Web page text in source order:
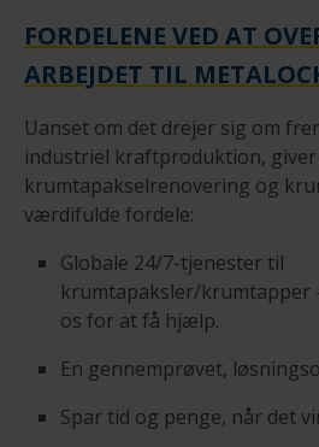
FORDELENE VED AT
ARBEJDET TIL
Uanset om det drejer sig om
industriel kraftproduktion, giver
krumtapakselrenovering og
værdifulde fordele:
Globale 24/7-tjenester til
krumtapaksler/krumtapper
os for at få hjælp.
En gennemprøvet,
Spar tid og penge, når det